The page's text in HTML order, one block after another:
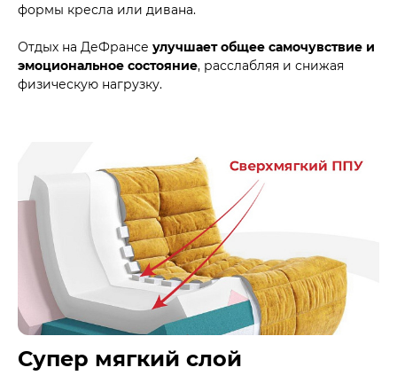
формы кресла или дивана.
Отдых на ДеФрансе улучшает общее самочувствие и
эмоциональное состояние, расслабляя и снижая
физическую нагрузку.
Супер мягкий слой